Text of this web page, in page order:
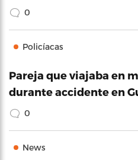
0
Policíacas
Pareja que viajaba en
durante accidente en
0
News